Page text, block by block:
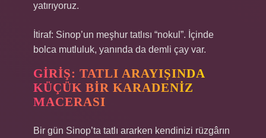
yatırıyoruz.
İtiraf: Sinop’un meşhur tatlısı “nokul”. İçinde
bolca mutluluk, yanında da demli çay var.
GIRIŞ: TATLI ARAYIŞINDA
KÜÇÜK BIR KARADENIZ
MACERASI
Bir gün Sinop’ta tatlı ararken kendinizi rüzgârın